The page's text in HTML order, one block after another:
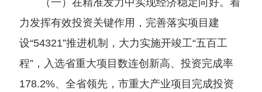
（一）在精准发力中实现经济稳定向好。着
力发挥有效投资关键作用，完善落实项目建
设“54321”推进机制，大力实施开竣工“五百工
程”，入选省重大项目数连创新高、投资完成率
178.2%、全省领先，市重大产业项目完成投资